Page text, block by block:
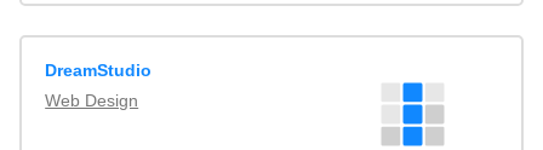
DreamStudio
Web Design